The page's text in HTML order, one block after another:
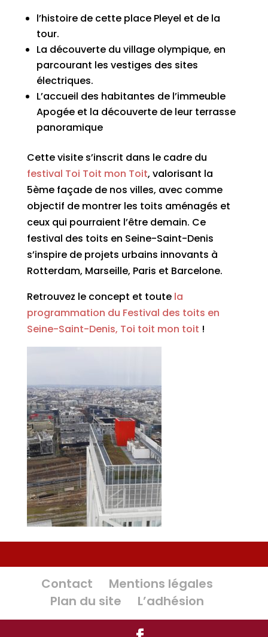
l’histoire de cette place Pleyel et de la
tour.
La découverte du village olympique, en
parcourant les vestiges des sites
électriques.
L’accueil des habitantes de l’immeuble
Apogée et la découverte de leur terrasse
panoramique
Cette visite s’inscrit dans le cadre du
festival Toi Toit mon Toit, valorisant la
5ème façade de nos villes, avec comme
objectif de montrer les toits aménagés et
ceux qui pourraient l’être demain. Ce
festival des toits en Seine-Saint-Denis
s’inspire de projets urbains innovants à
Rotterdam, Marseille, Paris et Barcelone.
Retrouvez le concept et toute la
programmation du Festival des toits en
Seine-Saint-Denis, Toi toit mon toit !
Contact
Mentions légales
Plan du site
L’adhésion